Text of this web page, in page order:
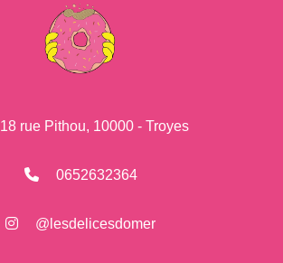
18 rue Pithou, 10000 - Troyes
0652632364
@lesdelicesdomer